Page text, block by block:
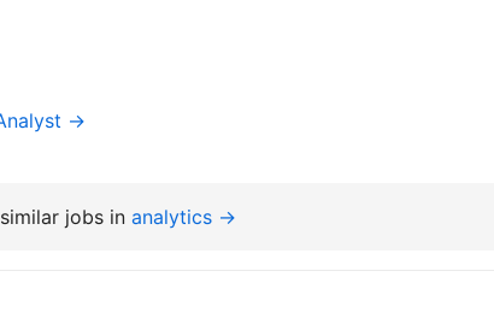
→
jobs in analytics →